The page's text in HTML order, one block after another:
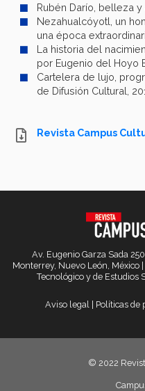
Rubén Darío, belleza y
Nezahualcóyotl, un
una época
La historia del
por Eugenio del Hoyo
Cartelera de lujo,
de Difusión Cultural,
Revista Campus
Av. Eugenio Garza Sada
Monterrey, Nuevo León, México
Tecnológico y de Estudios
Aviso legal | Políticas de
© 2022